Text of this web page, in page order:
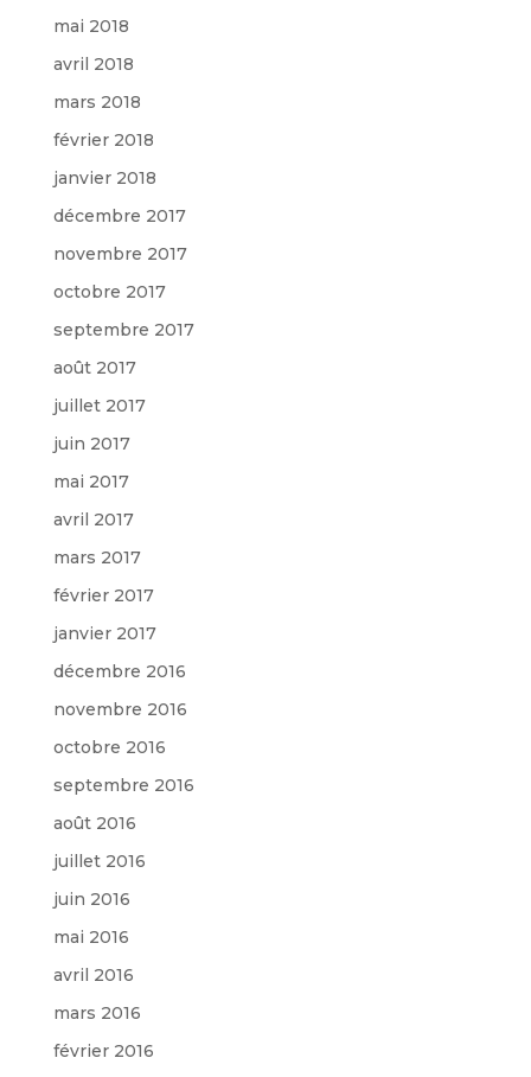
mai 2018
avril 2018
mars 2018
février 2018
janvier 2018
décembre 2017
novembre 2017
octobre 2017
septembre 2017
août 2017
juillet 2017
juin 2017
mai 2017
avril 2017
mars 2017
février 2017
janvier 2017
décembre 2016
novembre 2016
octobre 2016
septembre 2016
août 2016
juillet 2016
juin 2016
mai 2016
avril 2016
mars 2016
février 2016